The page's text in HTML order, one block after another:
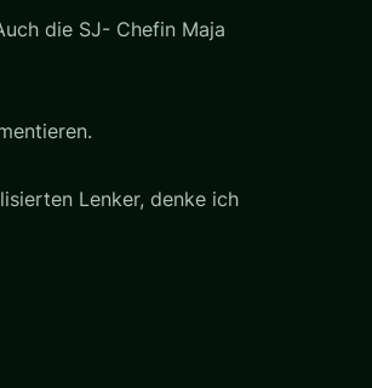
die SJ- Chefin Maja
Lenker, denke ich